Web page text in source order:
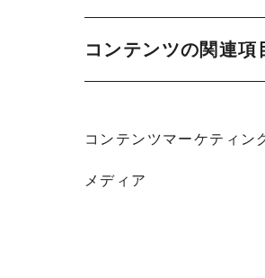
コンテンツの関連項
コンテンツマーケティン
メディア